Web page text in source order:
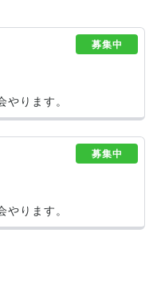
募集中
ります。
募集中
ります。